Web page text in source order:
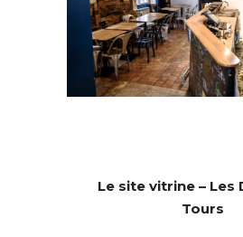
Le site vitrine – Les
Tours